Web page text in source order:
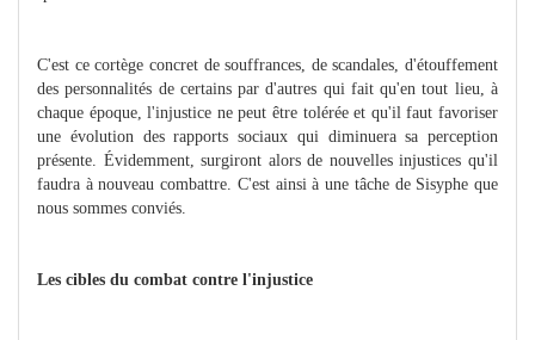
C'est ce cortège concret de souffrances, de scandales, d'étouffement
des personnalités de certains par d'autres qui fait qu'en tout lieu, à
chaque époque, l'injustice ne peut être tolérée et qu'il faut favoriser
une évolution des rapports sociaux qui diminuera sa perception
présente. Évidemment, surgiront alors de nouvelles injustices qu'il
faudra à nouveau combattre. C'est ainsi à une tâche de Sisyphe que
nous sommes conviés.
Les cibles du combat contre l'injustice